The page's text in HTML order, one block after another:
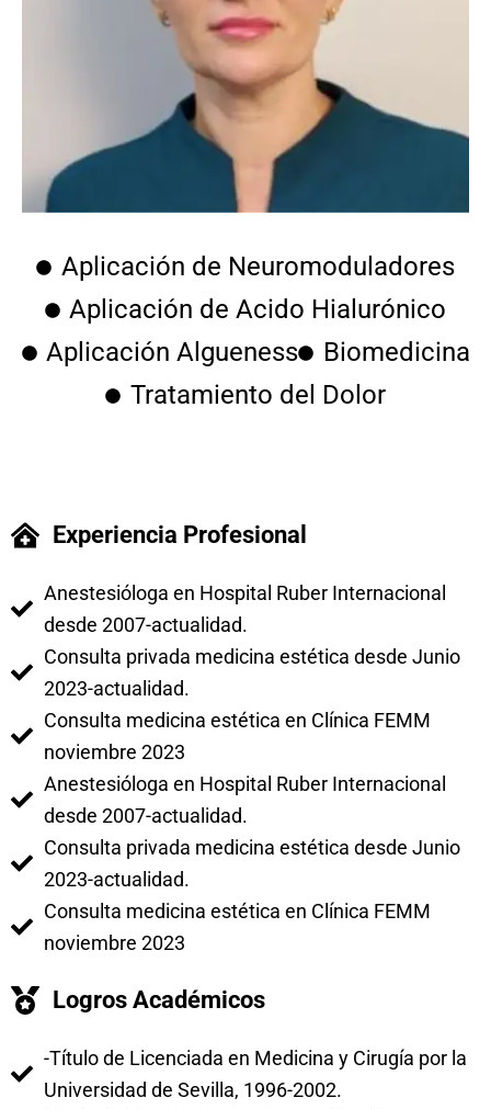
Aplicación de Neuromoduladores
Aplicación de Acido Hialurónico
Aplicación Algueness
Biomedicina
Tratamiento del Dolor
Experiencia Profesional
Anestesióloga en Hospital Ruber Internacional
desde 2007-actualidad.
Consulta privada medicina estética desde Junio
2023-actualidad.
Consulta medicina estética en Clínica FEMM
noviembre 2023
Anestesióloga en Hospital Ruber Internacional
desde 2007-actualidad.
Consulta privada medicina estética desde Junio
2023-actualidad.
Consulta medicina estética en Clínica FEMM
noviembre 2023
Logros Académicos
-Título de Licenciada en Medicina y Cirugía por la
Universidad de Sevilla, 1996-2002.